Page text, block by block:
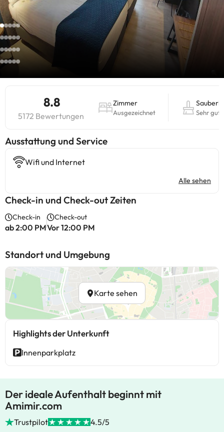
8.8
5172 Bewertungen
Zimmer
Ausgezeichnet Sehr gut
​Ausstattung und Service
Wifi und Internet
Alle sehen
Check-in und Check-out Zeiten
Check-in
ab 2:00 PM
Check-out
Vor 12:00 PM
Standort und Umgebung
Karte sehen
Highlights der Unterkunft
Innenparkplatz
Der ideale Aufenthalt beginnt mit
Amimir.com
Trustpilot 4.5/5